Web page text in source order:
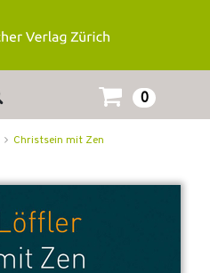
0
Christsein mit Zen